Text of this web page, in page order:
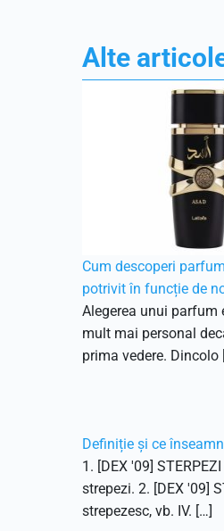
Alte
Cum descoperi
potrivit în funcție de
Alegerea unui parfum
mult mai personal
prima vedere. Dincolo
Definiție și ce
1. [DEX '09]
strepezi. 2. [DEX '09]
strepezesc, vb. IV. […]